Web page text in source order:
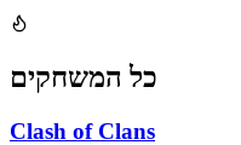
כל המשחקים
Clash of Clans